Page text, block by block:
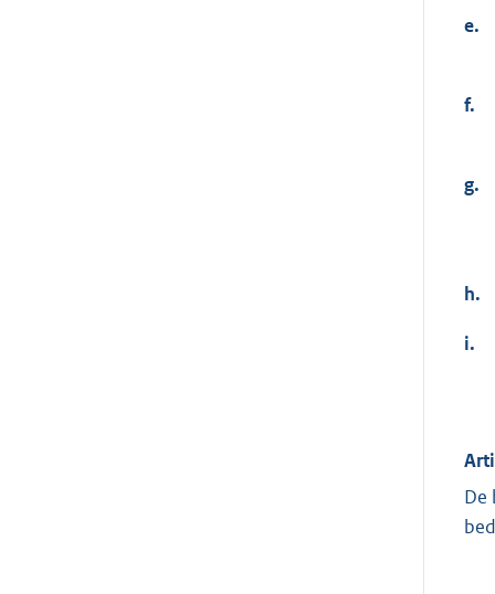
e.
f.
g.
h.
i.
De